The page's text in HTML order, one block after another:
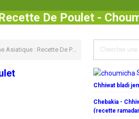
De Poulet -
Asiatique : Recette De Poulet
Chhiwat bladi
Chebakia -
(recette